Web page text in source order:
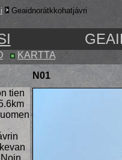
Geaidnorátkkohatjávri
KARTTA
N01
tien